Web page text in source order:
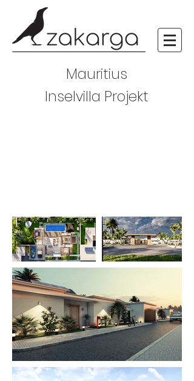
Mauritius
Inselvilla Projekt